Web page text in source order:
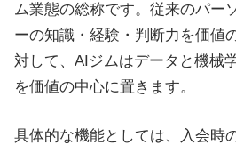
ム業態の総称です。従来のパー
ーの知識・経験・判断力を価値
対して、AIジムはデータと機械
を価値の中心に置きます。
具体的な機能としては、入会時